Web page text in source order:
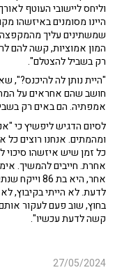
וליחס ליישובי העוטף
היינו מסומנים באיזשהו
שמשתינים עליך
המון אמוציות, קשה להם
רק בשביל להצטלם".
"היית נותן לה להיכנס?",
חושב שהם אחראים על
אמפתיה. הם באים רק
לסיום הדגיש ליפשיץ כי
ומהמתים. אנחנו רוצים
כל זמן שיש איזשהו סיכוי
אחרת. חייבים להמשיך.
אחר, היא בת
לדעת. לא הייתי בקיבוץ,
בחוץ, שוב פעם לעקור
קשה לדעת עכשיו".
27/05/2024